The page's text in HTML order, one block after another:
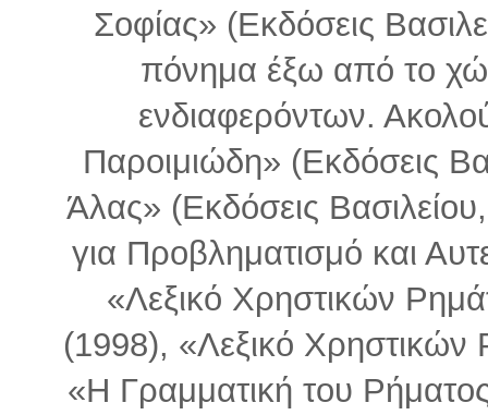
Σοφίας» (Εκδόσεις
πόνημα έξω από το
ενδιαφερόντων.
Παροιμιώδη» (Εκδόσεις
Άλας» (Εκδόσεις
για Προβληματισμό και
«Λεξικό Χρηστικών
(1998), «Λεξικό Χρηστικών
«Η Γραμματική του